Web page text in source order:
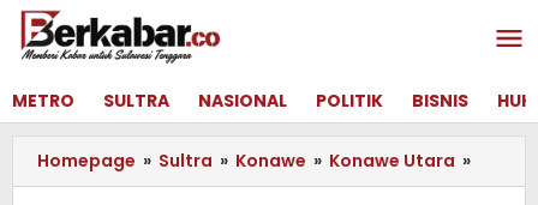
Lewati
konten
METRO
SULTRA NASIONAL POLITIK BISNIS
Homepage » Sultra » Konawe » Konawe Utara »
Tahun